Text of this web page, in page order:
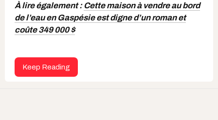
À lire également : Cette maison à vendre au bord
de l’eau en Gaspésie est digne d’un roman et
coûte 349 000 $
Keep Reading